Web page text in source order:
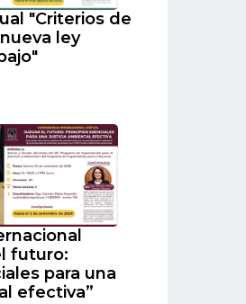
"Criterios de
ley
futuro:
para una
efectiva”